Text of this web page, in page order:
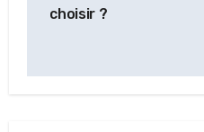
choisir ?